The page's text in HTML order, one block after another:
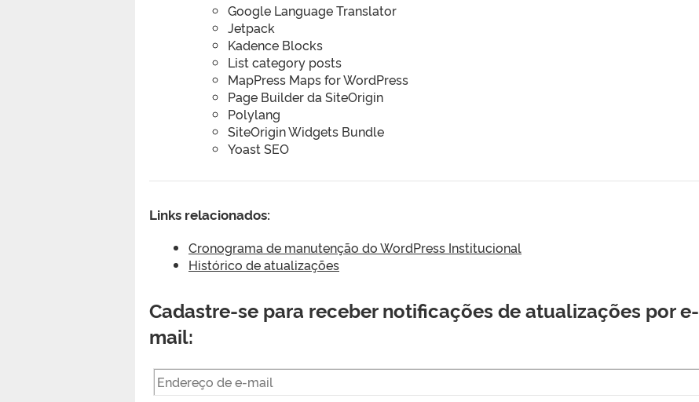
Google Language Translator
Jetpack
Kadence Blocks
List category posts
MapPress Maps for WordPress
Page Builder da SiteOrigin
Polylang
SiteOrigin Widgets Bundle
Yoast SEO
Links relacionados:
Cronograma de manutenção do WordPress Institucional
Histórico de atualizações
Cadastre-se para receber notificações de atualizações por e-
mail:
Endereço
de